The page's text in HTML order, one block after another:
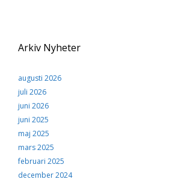
Arkiv Nyheter
augusti 2026
juli 2026
juni 2026
juni 2025
maj 2025
mars 2025
februari 2025
december 2024